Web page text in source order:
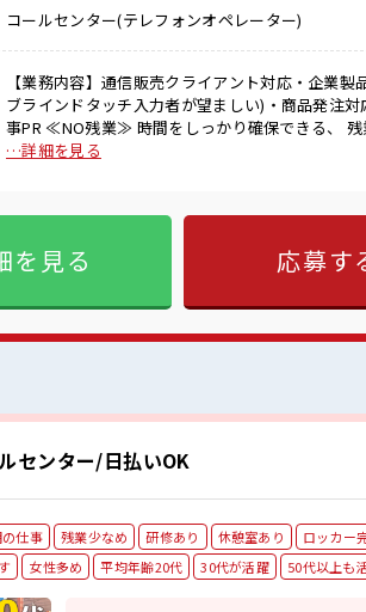
コールセンター(テレフォンオペレーター)
【業務内容】通信販売クライアント対応・企業
ブラインドタッチ入力者が望ましい)・商品発注対応
事PR ≪NO残業≫ 時間をしっかり確保できる、
り切り替えたい方にオススメ！ ≪女性も仕事をし
UP・ステップUP目指していきましょう！ ≪自
おります！ 少人数の職場だから一緒に働く仲間と
…詳細を見る
を見る 応募す
センター/日払いOK
仕事 残業少なめ 研修あり 休憩室あり ロッカー
女性多め 平均年齢20代 30代が活躍 50代以上も